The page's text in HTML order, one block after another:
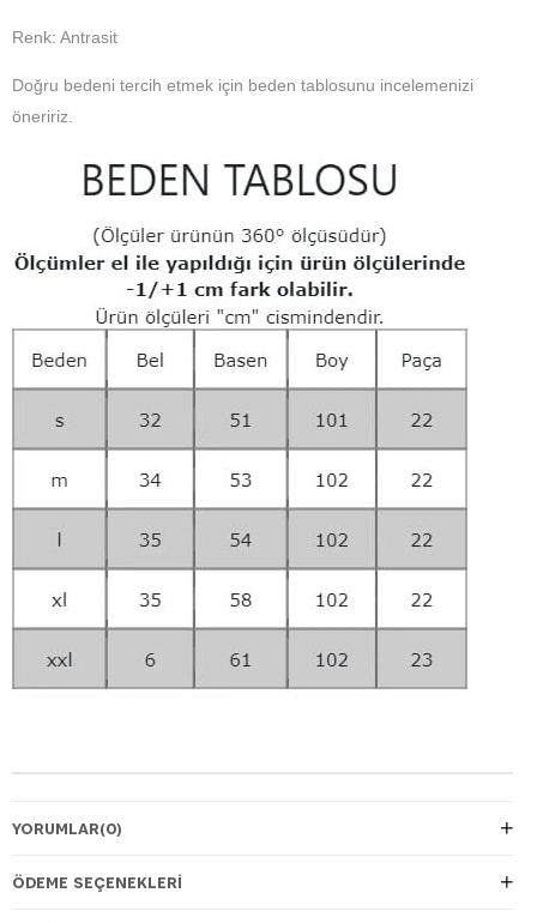
Renk: Antrasit
Doğru bedeni tercih etmek için beden tablosunu incelemenizi
öneririz.
YORUMLAR(0)
ÖDEME SEÇENEKLERI